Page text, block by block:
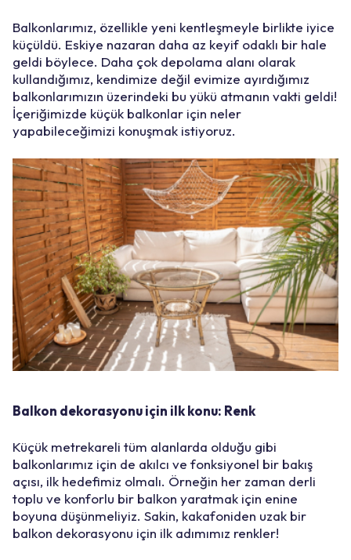
Balkonlarımız, özellikle yeni kentleşmeyle birlikte iyice
küçüldü. Eskiye nazaran daha az keyif odaklı bir hale
geldi böylece. Daha çok depolama alanı olarak
kullandığımız, kendimize değil evimize ayırdığımız
balkonlarımızın üzerindeki bu yükü atmanın vakti geldi!
İçeriğimizde küçük balkonlar için neler
yapabileceğimizi konuşmak istiyoruz.
Balkon dekorasyonu için ilk konu: Renk
Küçük metrekareli tüm alanlarda olduğu gibi
balkonlarımız için de akılcı ve fonksiyonel bir bakış
açısı, ilk hedefimiz olmalı. Örneğin her zaman derli
toplu ve konforlu bir balkon yaratmak için enine
boyuna düşünmeliyiz. Sakin, kakafoniden uzak bir
balkon dekorasyonu için ilk adımımız renkler!